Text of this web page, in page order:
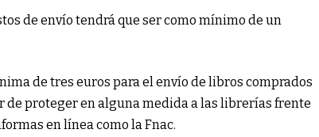
de envío tendrá que ser como mínimo de un
de tres euros para el envío de libros comprados
de proteger en alguna medida a las librerías frente
en línea como la Fnac.